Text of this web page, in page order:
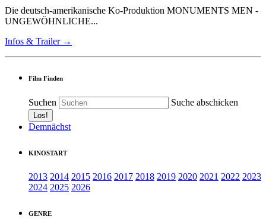
Die deutsch-amerikanische Ko-Produktion MONUMENTS MEN -
UNGEWÖHNLICHE...
Infos & Trailer →
Film Finden
Suchen Suche abschicken
Demnächst
KINOSTART
2013 2014 2015 2016 2017 2018 2019 2020 2021 2022 2023
2024 2025 2026
GENRE